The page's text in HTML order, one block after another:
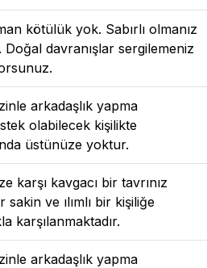
kötülük yok. Sabırlı olmanız
davranışlar sergilemeniz
arkadaşlık yapma
olabilecek kişilikte
üstünüze yoktur.
karşı kavgacı bir tavrınız
ve ılımlı bir kişiliğe
karşılanmaktadır.
arkadaşlık yapma